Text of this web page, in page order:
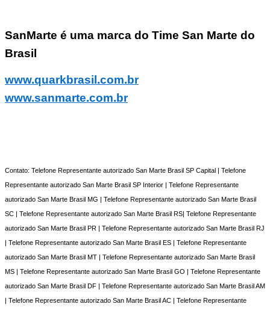
SanMarte é uma marca do Time San Marte do
Brasil
www.quarkbrasil.com.br
www.sanmarte.com.br
Contato: Telefone Representante autorizado San Marte Brasil SP Capital | Telefone
Representante autorizado San Marte Brasil SP Interior | Telefone Representante
autorizado San Marte Brasil MG | Telefone Representante autorizado San Marte Brasil
SC | Telefone Representante autorizado San Marte Brasil RS| Telefone Representante
autorizado San Marte Brasil PR | Telefone Representante autorizado San Marte Brasil RJ
| Telefone Representante autorizado San Marte Brasil ES | Telefone Representante
autorizado San Marte Brasil MT | Telefone Representante autorizado San Marte Brasil
MS | Telefone Representante autorizado San Marte Brasil GO | Telefone Representante
autorizado San Marte Brasil DF | Telefone Representante autorizado San Marte Brasil AM
| Telefone Representante autorizado San Marte Brasil AC | Telefone Representante